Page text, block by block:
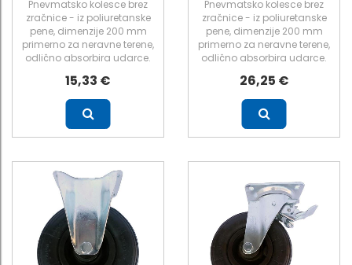
Pnevmatsko kolesce brez
zračnice - iz poliuretanske
pene, dimenzije 200 mm
primerno za neravne terene,
odlično absorbira udarce.
15,33 €
Pnevmatsko kolesce brez
zračnice - iz poliuretanske
pene, dimenzije 200 mm
primerno za neravne terene,
odlično absorbira udarce.
26,25 €